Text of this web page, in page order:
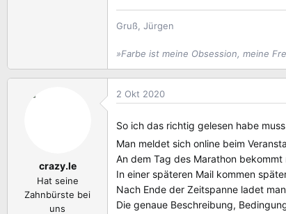
Gruß, Jürgen
»Farbe ist meine Obsession, meine
crazy.le
Hat seine
Zahnbürste bei
uns
2 Okt 2020
So ich das richtig gelesen habe
Man meldet sich online beim
An dem Tag des Marathon
In einer späteren Mail kommen
Nach Ende der Zeitspanne ladet
Die genaue Beschreibung,